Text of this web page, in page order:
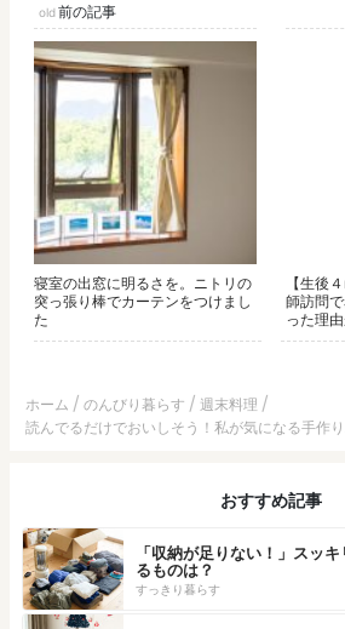
前の記事
寝室の出窓に明るさを。ニトリの
突っ張り棒でカーテンをつけまし
た
【生後
師訪問
った理
ホーム のんびり暮らす
週末料理
読んでるだけでおいしそう！私が気になる手作
おすすめ記事
「収納が足りない！」スッ
るものは？
すっきり暮らす